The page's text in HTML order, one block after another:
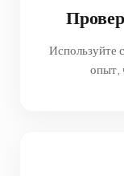
Используйте
опыт,